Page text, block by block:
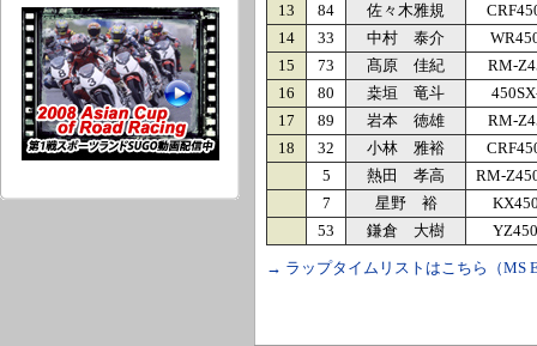
13
84 佐々木雅規
14
33 中村 泰介
15
73 髙原 佳紀
RM-
16
80 桒垣 竜斗
17
89 岩本 徳雄
RM-
18
32 小林 雅裕
5
熱田 孝高
RM-
7
星野 裕
53
鎌倉 大樹
→ ラップタイムリストはこちら（MS